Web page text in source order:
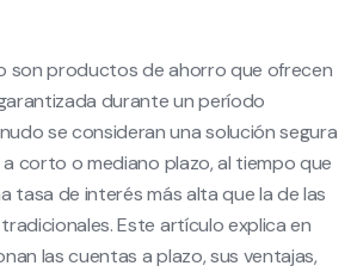
son productos de ahorro que ofrecen
durante un período
se consideran una solución segura
corto o mediano plazo, al tiempo que
tasa de interés más alta que la de las
Este artículo explica en
las cuentas a plazo, sus ventajas,